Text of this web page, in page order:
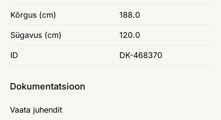
Kõrgus (cm) 188.0
Sügavus (cm) 120.0
ID DK-468370
Dokumentatsioon
Vaata juhendit